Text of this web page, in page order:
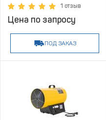
1 отзыв
Цена по запросу
ПОД ЗАКАЗ